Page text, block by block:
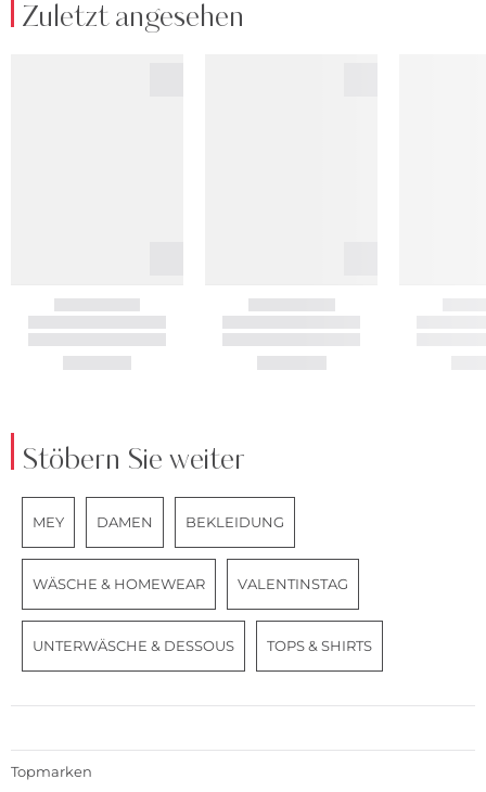
Zuletzt angesehen
Stöbern Sie weiter
MEY DAMEN BEKLEIDUNG
WÄSCHE & HOMEWEAR VALENTINSTAG
UNTERWÄSCHE & DESSOUS TOPS & SHIRTS
Topmarken